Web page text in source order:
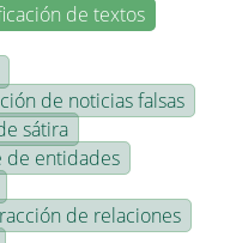
de textos
de noticias falsas
sátira
de entidades
de relaciones